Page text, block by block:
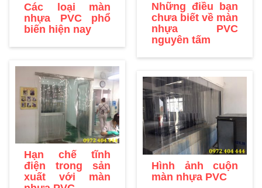
Các loại màn
nhựa PVC phổ
biến hiện nay
Những điều bạn
chưa biết về màn
nhựa PVC
nguyên tấm
Hạn chế tĩnh
điện trong sản
xuất với màn
Hình ảnh cuộn
màn nhựa PVC